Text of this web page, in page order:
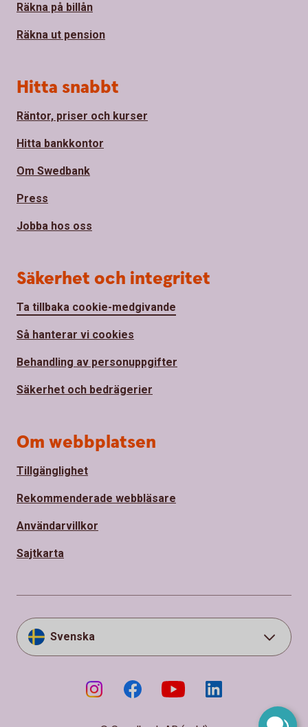
Räkna på billån
Räkna ut pension
Hitta snabbt
Räntor, priser och kurser
Hitta bankkontor
Om Swedbank
Press
Jobba hos oss
Säkerhet och integritet
Ta tillbaka cookie-medgivande
Så hanterar vi cookies
Behandling av personuppgifter
Säkerhet och bedrägerier
Om webbplatsen
Tillgänglighet
Rekommenderade webbläsare
Användarvillkor
Sajtkarta
Svenska